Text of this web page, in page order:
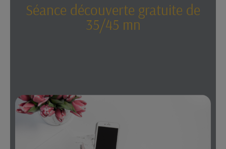
Séance découverte gratuite de
35/45 mn